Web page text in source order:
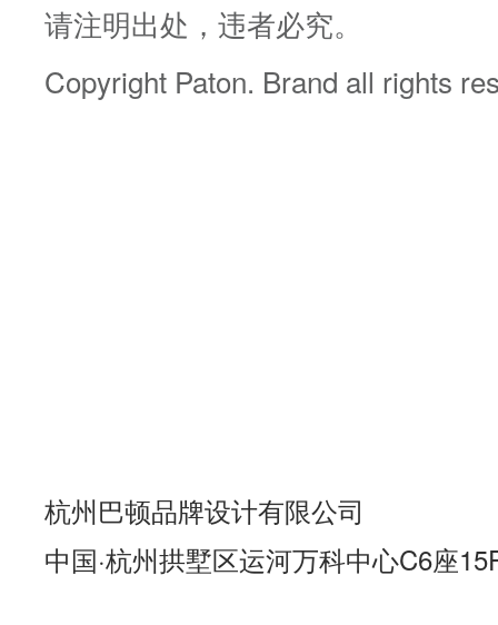
请注明出处，违者必究。
Copyright Paton. Brand all rights
杭州巴顿品牌设计有限公司
中国·杭州拱墅区运河万科中心C6座